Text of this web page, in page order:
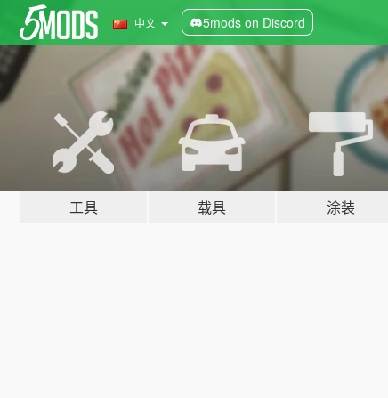
中文 5mods on Discord
工具 载具 涂装